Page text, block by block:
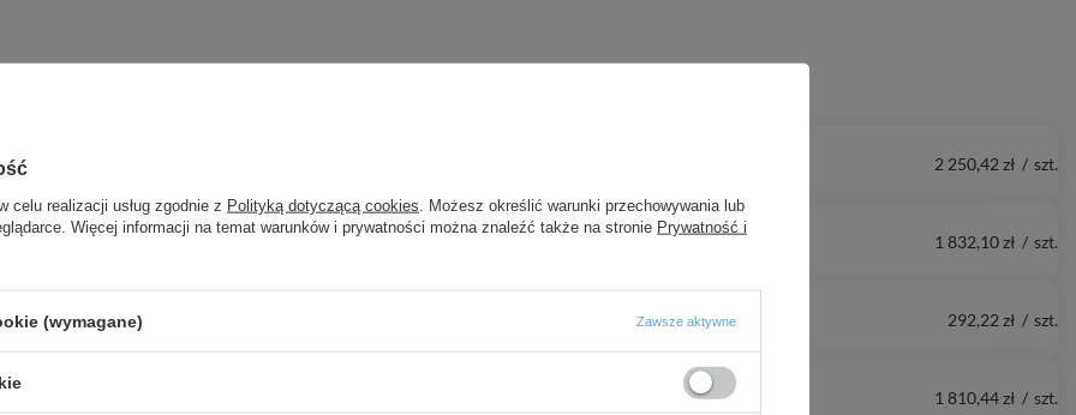
2 250,42 zł / szt.
IBO ITALY 1 832,10 zł / szt.
292,22 zł / szt.
1 810,44 zł / szt.
celu realizacji usług zgodnie z Polityką dotyczącą cookies . Możesz określić warunki przechowywania lub
Więcej informacji na temat warunków i prywatności można znaleźć także na stronie Prywatność i
(wymagane) Zawsze aktywne